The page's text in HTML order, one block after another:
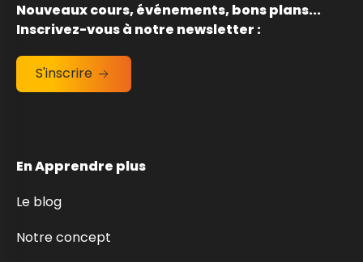
Nouveaux cours, événements, bons plans...
Inscrivez-vous à notre newsletter :
S'inscrire
En Apprendre plus
Le blog
Notre concept